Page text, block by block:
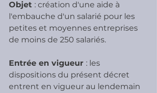
Objet : création d'une aide à
l'embauche d'un salarié pour les
petites et moyennes entreprises
de moins de 250 salariés.
Entrée en vigueur : les
dispositions du présent décret
entrent en vigueur au lendemain